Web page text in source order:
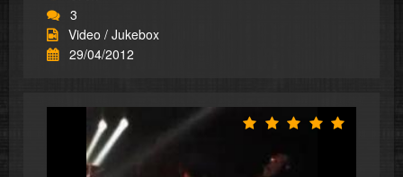
3
Video / Jukebox
29/04/2012